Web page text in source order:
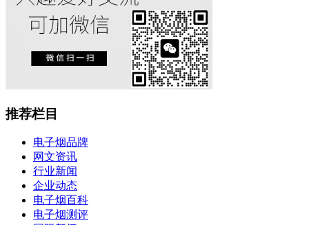
推荐栏目
电子烟品牌
网文资讯
行业新闻
企业动态
电子烟百科
电子烟测评